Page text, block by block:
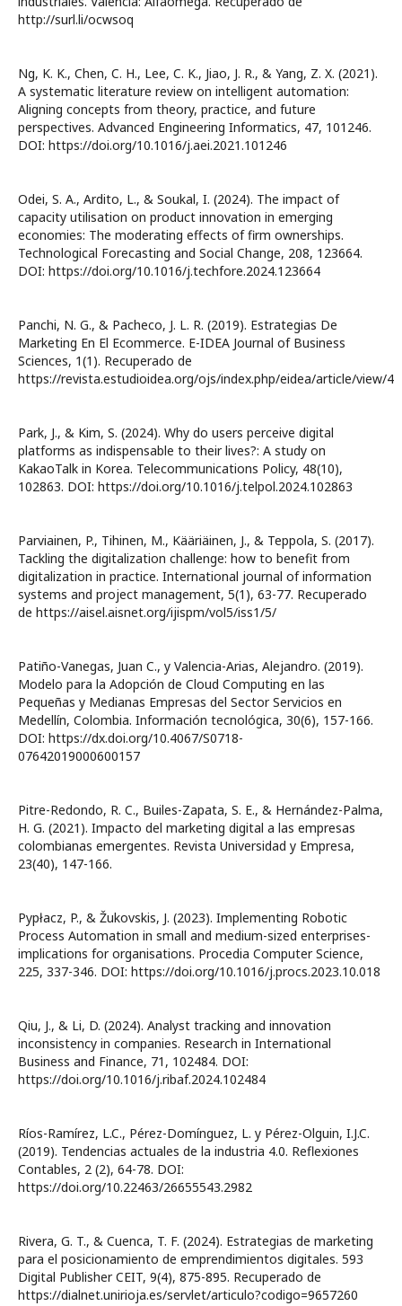
http://surl.li/ocwsoq
Ng, K. K., Chen, C. H., Lee, C. K., Jiao, J. R., & Yang, Z. X. (2021).
A systematic literature review on intelligent automation:
Aligning concepts from theory, practice, and future
perspectives. Advanced Engineering Informatics, 47, 101246.
DOI: https://doi.org/10.1016/j.aei.2021.101246
Odei, S. A., Ardito, L., & Soukal, I. (2024). The impact of
capacity utilisation on product innovation in emerging
economies: The moderating effects of firm ownerships.
Technological Forecasting and Social Change, 208, 123664.
DOI: https://doi.org/10.1016/j.techfore.2024.123664
Panchi, N. G., & Pacheco, J. L. R. (2019). Estrategias De
Marketing En El Ecommerce. E-IDEA Journal of Business
Sciences, 1(1). Recuperado de
https://revista.estudioidea.org/ojs/index.php/eidea/article/view/4
Park, J., & Kim, S. (2024). Why do users perceive digital
platforms as indispensable to their lives?: A study on
KakaoTalk in Korea. Telecommunications Policy, 48(10),
102863. DOI: https://doi.org/10.1016/j.telpol.2024.102863
Parviainen, P., Tihinen, M., Kääriäinen, J., & Teppola, S. (2017).
Tackling the digitalization challenge: how to benefit from
digitalization in practice. International journal of information
systems and project management, 5(1), 63-77. Recuperado
de https://aisel.aisnet.org/ijispm/vol5/iss1/5/
Patiño-Vanegas, Juan C., y Valencia-Arias, Alejandro. (2019).
Modelo para la Adopción de Cloud Computing en las
Pequeñas y Medianas Empresas del Sector Servicios en
Medellín, Colombia. Información tecnológica, 30(6), 157-166.
DOI: https://dx.doi.org/10.4067/S0718-
07642019000600157
Pitre-Redondo, R. C., Builes-Zapata, S. E., & Hernández-Palma,
H. G. (2021). Impacto del marketing digital a las empresas
colombianas emergentes. Revista Universidad y Empresa,
23(40), 147-166.
Pypłacz, P., & Žukovskis, J. (2023). Implementing Robotic
Process Automation in small and medium-sized enterprises-
implications for organisations. Procedia Computer Science,
225, 337-346. DOI: https://doi.org/10.1016/j.procs.2023.10.018
Qiu, J., & Li, D. (2024). Analyst tracking and innovation
inconsistency in companies. Research in International
Business and Finance, 71, 102484. DOI:
https://doi.org/10.1016/j.ribaf.2024.102484
Ríos-Ramírez, L.C., Pérez-Domínguez, L. y Pérez-Olguin, I.J.C.
(2019). Tendencias actuales de la industria 4.0. Reflexiones
Contables, 2 (2), 64-78. DOI:
https://doi.org/10.22463/26655543.2982
Rivera, G. T., & Cuenca, T. F. (2024). Estrategias de marketing
para el posicionamiento de emprendimientos digitales. 593
Digital Publisher CEIT, 9(4), 875-895. Recuperado de
https://dialnet.unirioja.es/servlet/articulo?codigo=9657260